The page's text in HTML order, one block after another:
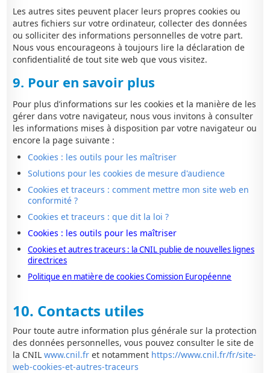
Les autres sites peuvent placer leurs propres cookies ou
autres fichiers sur votre ordinateur, collecter des données
ou solliciter des informations personnelles de votre part.
Nous vous encourageons à toujours lire la déclaration de
confidentialité de tout site web que vous visitez.
9. Pour en savoir plus
Pour plus d’informations sur les cookies et la manière de les
gérer dans votre navigateur, nous vous invitons à consulter
les informations mises à disposition par votre navigateur ou
encore la page suivante :
Cookies : les outils pour les maîtriser
Solutions pour les cookies de mesure d'audience
Cookies et traceurs : comment mettre mon site web en
conformité ?
Cookies et traceurs : que dit la loi ?
Cookies : les outils pour les maîtriser
Cookies et autres traceurs : la CNIL publie de nouvelles lignes
directrices
Politique en matière de cookies Comission Européenne
10. Contacts utiles
Pour toute autre information plus générale sur la protection
des données personnelles, vous pouvez consulter le site de
la CNILwww.cnil.fr et notamment https://www.cnil.fr/fr/site-
web-cookies-et-autres-traceurs